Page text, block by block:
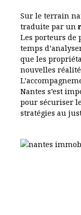
Sur le terrain
traduite par un
Les porteurs de
temps
que les
nouvelles
Nantes s’est
pour sécuriser
stratégies au